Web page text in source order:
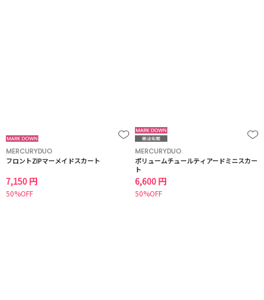
MERCURYDUO
フロントZIPマーメイドスカート
7,150 円
50%OFF
MERCURYDUO
ボリュームチュールティアードミニスカー
ト
6,600 円
50%OFF